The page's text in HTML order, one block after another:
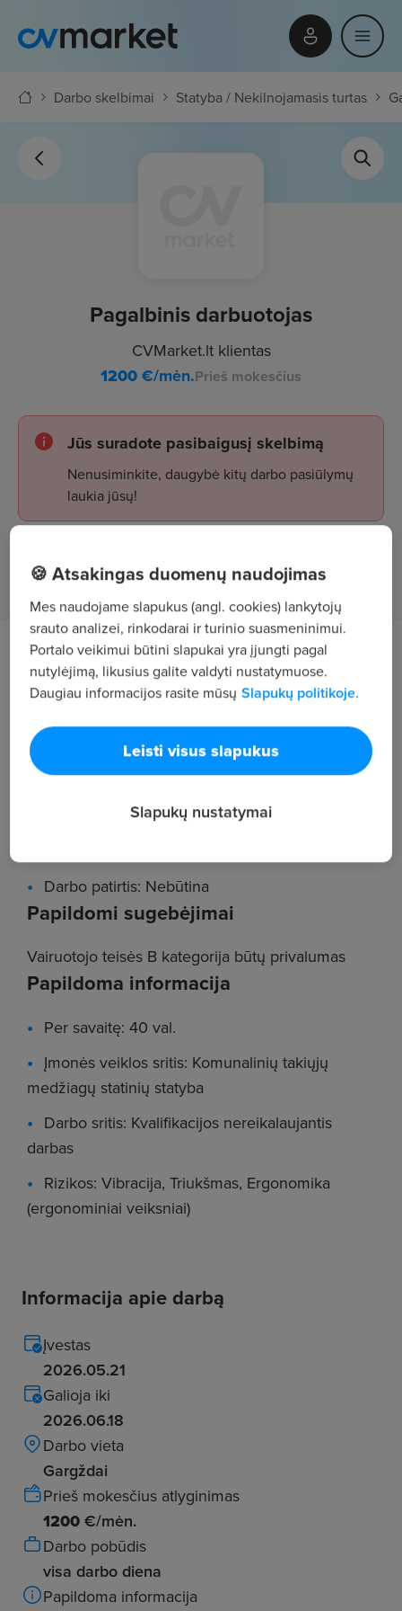
Darbo skelbimai Statyba / Nekilnojamasis turtas
Pagalbinis darbuotojas
CVMarket.lt klientas
1200€/mėn.Prieš mokesčius
Jūs suradote pasibaigusį skelbimą
Nenusiminkite, daugybė kitų darbo pasiūlymų
laukia jūsų!
Žiūrėti skelbimus
Darbo aprašymas
įvairių išorės inžinerinių komunikacinių tinklų
tiesimas ir gerbūvio darbai (trinkelių klojimas).
Pagalbiniai darbai.
Reikalavimai
Pareigos: Pagalbinis inžinerinių statinių
Darbo patirtis: Nebūtina
Papildomi sugebėjimai
Vairuotojo teisės B kategorija būtų privalumas
Papildoma informacija
Per savaitę: 40 val.
Įmonės veiklos sritis: Komunalinių takiųjų
medžiagų statinių statyba
Darbo sritis: Kvalifikacijos nereikalaujantis
darbas
Rizikos: Vibracija, Triukšmas, Ergonomika
(ergonominiai veiksniai)
Informacija apie darbą
Įvestas
2026.05.21
Galioja iki
2026.06.18
Darbo vieta
Gargždai
Prieš mokesčius atlyginimas
1200 €/mėn.
Darbo pobūdis
visa darbo diena
Papildoma informacija
🍪 Atsakingas duomenų naudojimas
Mes naudojame slapukus (angl. cookies) lankytojų
srauto analizei, rinkodarai ir turinio suasmeninimui.
Portalo veikimui būtini slapukai yra įjungti pagal
nutylėjimą, likusius galite valdyti nustatymuose.
Daugiau informacijos rasite mūsų Slapukų politikoje.
Leisti visus slapukus
Slapukų nustatymai